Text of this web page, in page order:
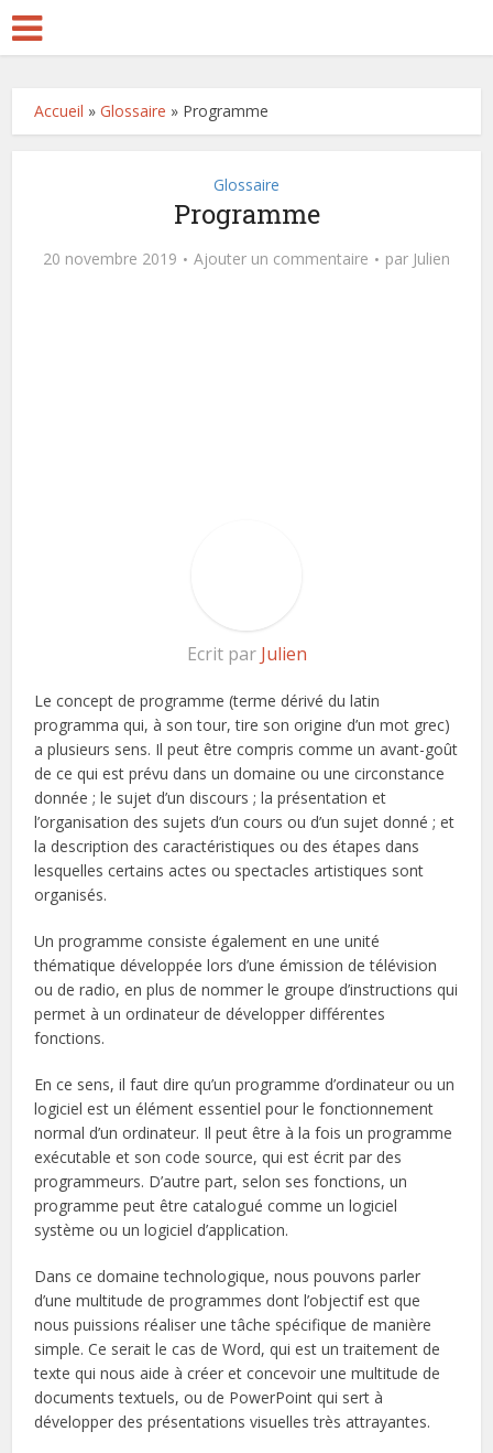
Accueil »Glossaire » Programme
Glossaire
Programme
20 novembre 2019 Ajouter un commentaire par Julien
Ecrit par Julien
Le concept de programme (terme dérivé du latin
programma qui, à son tour, tire son origine d’un mot grec)
a plusieurs sens. Il peut être compris comme un avant-goût
de ce qui est prévu dans un domaine ou une circonstance
donnée ; le sujet d’un discours ; la présentation et
l’organisation des sujets d’un cours ou d’un sujet donné ; et
la description des caractéristiques ou des étapes dans
lesquelles certains actes ou spectacles artistiques sont
organisés.
Un programme consiste également en une unité
thématique développée lors d’une émission de télévision
ou de radio, en plus de nommer le groupe d’instructions qui
permet à un ordinateur de développer différentes
fonctions.
En ce sens, il faut dire qu’un programme d’ordinateur ou un
logiciel est un élément essentiel pour le fonctionnement
normal d’un ordinateur. Il peut être à la fois un programme
exécutable et son code source, qui est écrit par des
programmeurs. D’autre part, selon ses fonctions, un
programme peut être catalogué comme un logiciel
système ou un logiciel d’application.
Dans ce domaine technologique, nous pouvons parler
d’une multitude de programmes dont l’objectif est que
nous puissions réaliser une tâche spécifique de manière
simple. Ce serait le cas de Word, qui est un traitement de
texte qui nous aide à créer et concevoir une multitude de
documents textuels, ou de PowerPoint qui sert à
développer des présentations visuelles très attrayantes.